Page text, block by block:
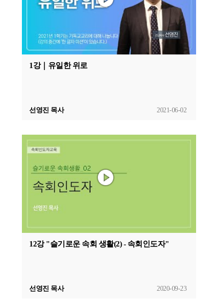
1강｜유일한 위로
2021-06-02
선영진 목사
12강 "슬기로운 속회 생활(2) - 속회인도자"
2020-09-23
선영진 목사